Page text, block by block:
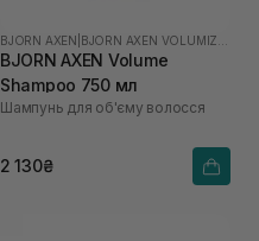
BJORN AXEN
BJORN AXEN Volume
Shampoo 750 мл
Шампунь для об'єму волосся
2 130₴